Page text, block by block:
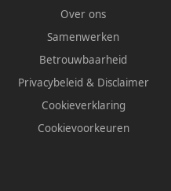
Over ons
Samenwerken
Betrouwbaarheid
Privacybeleid & Disclaimer
Cookieverklaring
Cookievoorkeuren